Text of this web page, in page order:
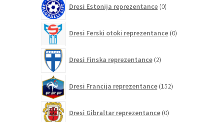
Dresi Estonija reprezentance 0izdelkov
Dresi Ferski otoki reprezentance 0izdelkov
Dresi Finska reprezentance 2izdelka
Dresi Francija reprezentance 152izdelkov
Dresi Gibraltar reprezentance 0izdelkov